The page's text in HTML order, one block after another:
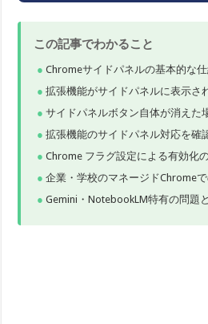
この記事でわかること
Chromeサイドパネルの基本的な
拡張機能がサイドパネルに表示さ
サイドパネルボタン自体が消えた
拡張機能のサイドパネル対応を確
Chrome フラグ設定による有効化
企業・学校のマネージドChrome
Gemini・NotebookLM特有の問題